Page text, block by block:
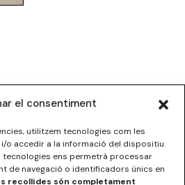
el consentiment
utilitzem tecnologies com les
o accedir a la informació del dispositiu.
tecnologies ens permetrà processar
de navegació o identificadors únics en
recollides són completament
DISSENY DE LES ILLES BALEARS